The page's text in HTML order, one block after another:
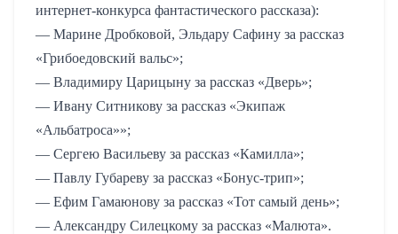
интернет-конкурса фантастического рассказа):
— Марине Дробковой, Эльдару Сафину за рассказ
«Грибоедовский вальс»;
— Владимиру Царицыну за рассказ «Дверь»;
— Ивану Ситникову за рассказ «Экипаж
«Альбатроса»»;
— Сергею Васильеву за рассказ «Камилла»;
— Павлу Губареву за рассказ «Бонус-трип»;
— Ефим Гамаюнову за рассказ «Тот самый день»;
— Александру Силецкому за рассказ «Малюта».